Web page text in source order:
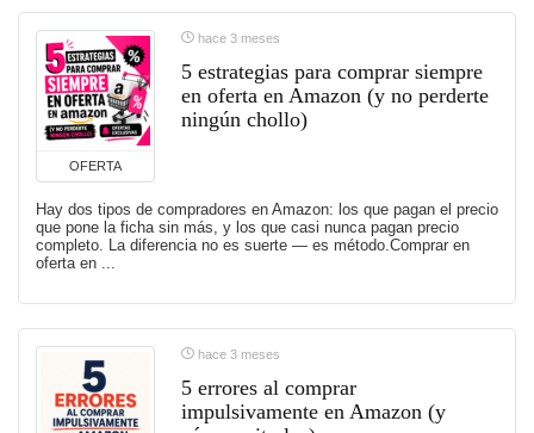
OFERTA
hace 3 meses
5 estrategias para comprar siempre
en oferta en Amazon (y no perderte
ningún chollo)
Hay dos tipos de compradores en Amazon: los que pagan el precio
que pone la ficha sin más, y los que casi nunca pagan precio
completo. La diferencia no es suerte — es método.Comprar en
oferta en ...
hace 3 meses
5 errores al comprar
impulsivamente en Amazon (y